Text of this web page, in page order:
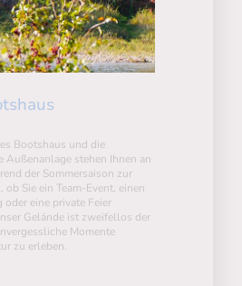
Bootshaus und die
Außenanlage stehen Ihnen an
der Sommersaison zur
ob Sie ein Team-Event, einen
eine private Feier
Gelände ist zweifellos der
Momente
zu erleben.